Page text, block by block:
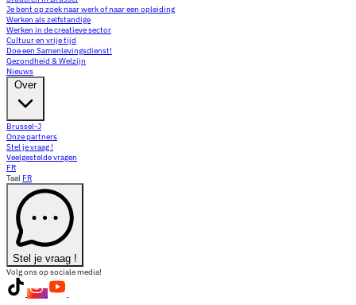
Je bent op zoek naar werk of naar een opleiding
Werken als zelfstandige
Werken in de creatieve sector
Cultuur en vrije tijd
Doe een Samenlevingsdienst!
Gezondheid & Welzijn
Nieuws
Over
Brussel-J
Onze partners
Stel je vraag !
Veelgestelde vragen
FR
Taal FR
Stel je vraag !
Volg ons op sociale media!